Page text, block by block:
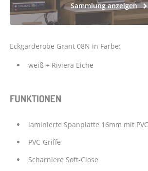
Sammlung anzeigen
Eckgarderobe Grant 08N in Farbe:
weiß + Riviera Eiche
FUNKTIONEN
laminierte Spanplatte 16mm mit
PVC-Griffe
Scharniere Soft-Close